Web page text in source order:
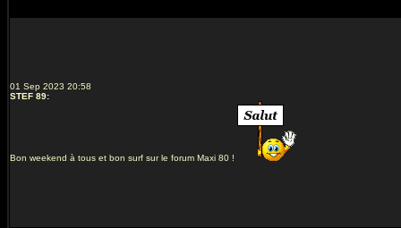
01 Sep 2023 20:58
STEF 89:
Bon weekend à tous et bon surf sur le forum Maxi 80 !